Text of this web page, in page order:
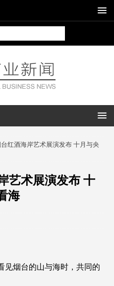
红酒海岸艺术展演发布 十月与央
艺术展演发布 十
海
见烟台的山与海时，共同的